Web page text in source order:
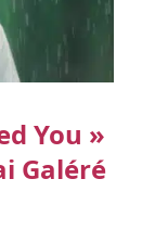
You »
Galéré